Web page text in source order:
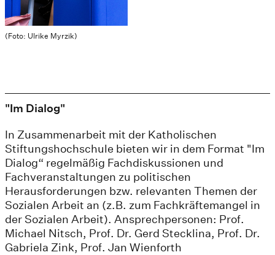
(Foto: Ulrike Myrzik)
"Im Dialog"
In Zusammenarbeit mit der Katholischen
Stiftungshochschule bieten wir in dem Format "Im
Dialog“ regelmäßig Fachdiskussionen und
Fachveranstaltungen zu politischen
Herausforderungen bzw. relevanten Themen der
Sozialen Arbeit an (z.B. zum Fachkräftemangel in
der Sozialen Arbeit). Ansprechpersonen: Prof.
Michael Nitsch, Prof. Dr. Gerd Stecklina, Prof. Dr.
Gabriela Zink, Prof. Jan Wienforth